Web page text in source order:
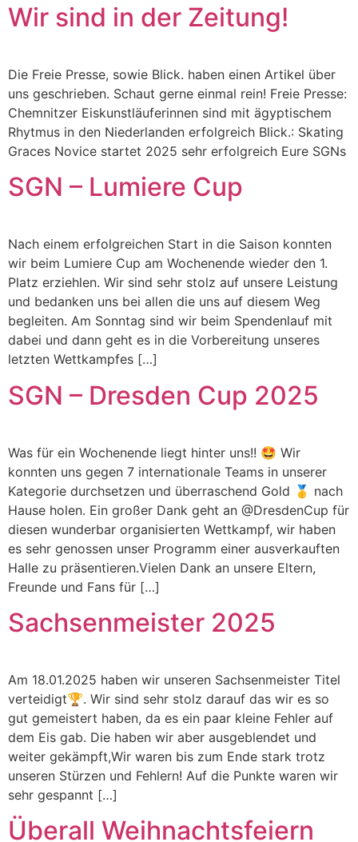
Wir sind in der Zeitung!
Die Freie Presse, sowie Blick. haben einen Artikel über
uns geschrieben. Schaut gerne einmal rein! Freie Presse:
Chemnitzer Eiskunstläuferinnen sind mit ägyptischem
Rhytmus in den Niederlanden erfolgreich Blick.: Skating
Graces Novice startet 2025 sehr erfolgreich Eure SGNs
SGN – Lumiere Cup
Nach einem erfolgreichen Start in die Saison konnten
wir beim Lumiere Cup am Wochenende wieder den 1.
Platz erziehlen. Wir sind sehr stolz auf unsere Leistung
und bedanken uns bei allen die uns auf diesem Weg
begleiten. Am Sonntag sind wir beim Spendenlauf mit
dabei und dann geht es in die Vorbereitung unseres
letzten Wettkampfes […]
SGN – Dresden Cup 2025
Was für ein Wochenende liegt hinter uns!! 🤩 Wir
konnten uns gegen 7 internationale Teams in unserer
Kategorie durchsetzen und überraschend Gold 🥇 nach
Hause holen. Ein großer Dank geht an @DresdenCup für
diesen wunderbar organisierten Wettkampf, wir haben
es sehr genossen unser Programm einer ausverkauften
Halle zu präsentieren.Vielen Dank an unsere Eltern,
Freunde und Fans für […]
Sachsenmeister 2025
Am 18.01.2025 haben wir unseren Sachsenmeister Titel
verteidigt🏆. Wir sind sehr stolz darauf das wir es so
gut gemeistert haben, da es ein paar kleine Fehler auf
dem Eis gab. Die haben wir aber ausgeblendet und
weiter gekämpft,Wir waren bis zum Ende stark trotz
unseren Stürzen und Fehlern! Auf die Punkte waren wir
sehr gespannt […]
Überall Weihnachtsfeiern